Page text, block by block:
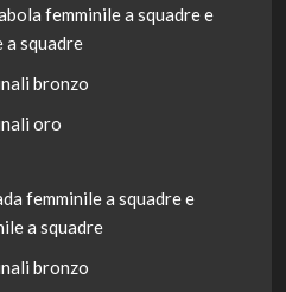
femminile a squadre e
a squadre
bronzo
oro
femminile a squadre e
a squadre
bronzo